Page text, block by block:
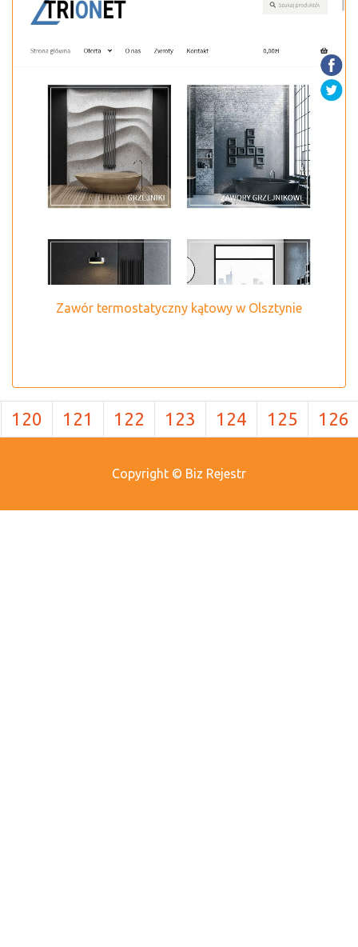
Zawór termostatyczny kątowy w Olsztynie
120 121 122 123 124 125 126
Copyright © Biz Rejestr